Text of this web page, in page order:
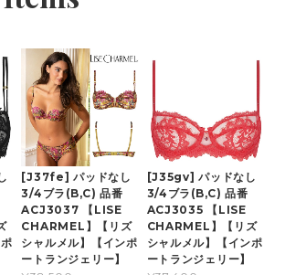
[J37fe] パッドなし
3/4ブラ(B,C) 品番
ACJ3037 【LISE
CHARMEL】【リズ
シャルメル】【インポ
ートランジェリー】
[J35gv] パッドなし
3/4ブラ(B,C) 品番
ACJ3035 【LISE
CHARMEL】【リズ
シャルメル】【インポ
ートランジェリー】